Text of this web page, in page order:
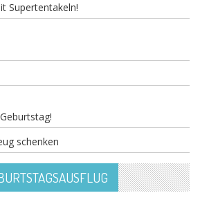
Supertentakeln!
schenken